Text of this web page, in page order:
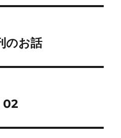
のお話
02